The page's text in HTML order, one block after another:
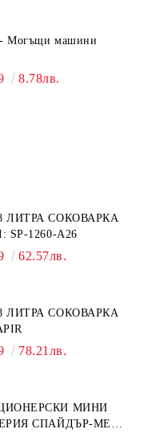
Могъщи машини
8.78лв.
ЛИТРА СОКОВАРКА
SP-1260-A26
62.57лв.
ЛИТРА СОКОВАРКА
78.21лв.
МИНИ
СПАЙДЪР-МЕН: